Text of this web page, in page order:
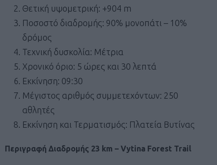
Θετική υψομετρική: +904 m
Ποσοστό διαδρομής: 90% μονοπάτι – 10%
δρόμος
Τεχνική δυσκολία: Μέτρια
Χρονικό όριο: 5 ώρες και 30 λεπτά
Εκκίνηση: 09:30
Μέγιστος αριθμός συμμετεχόντων: 250
αθλητές
Εκκίνηση και Τερματισμός: Πλατεία Βυτίνας
Περιγραφή Διαδρομής 23 km – Vytina Forest Trail